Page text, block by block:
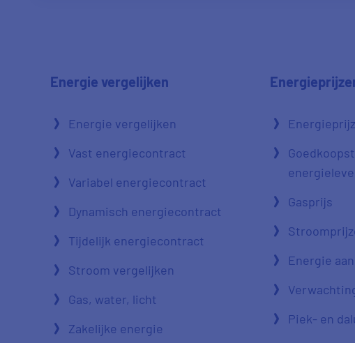
Energie vergelijken
Energie vergelijken
Vast energiecontract
Variabel energiecontract
Dynamisch energiecontract
Tijdelijk energiecontract
Stroom vergelijken
Gas, water, licht
Zakelijke energie
Gasprijs
Energie
Piek- en